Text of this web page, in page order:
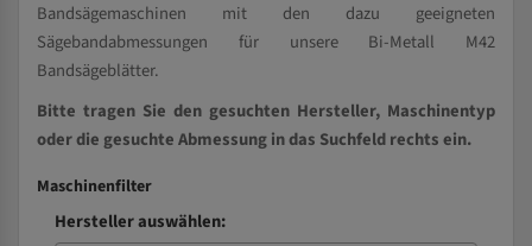
Bandsägemaschinen mit den dazu geeigneten
Sägebandabmessungen für unsere Bi-Metall M42
Bandsägeblätter.
Bitte tragen Sie den gesuchten Hersteller, Maschinentyp
oder die gesuchte Abmessung in das Suchfeld rechts ein.
Maschinenfilter
Hersteller auswählen: